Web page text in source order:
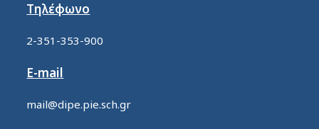
Τηλέφωνο
2-351-353-900
E-mail
mail@dipe.pie.sch.gr